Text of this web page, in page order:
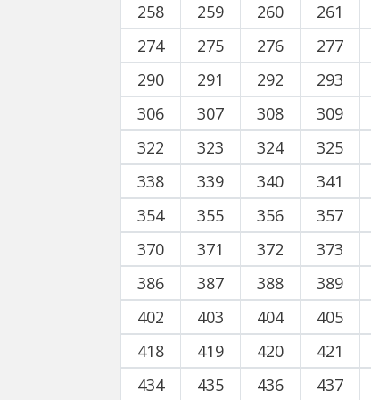
258 259 260 261
274
275 276 277
290
291 292 293
306
307 308 309
322
323 324 325
338
339 340 341
354
355 356 357
370
371 372 373
386
387 388 389
402
403 404 405
418
419 420 421
434
435 436 437